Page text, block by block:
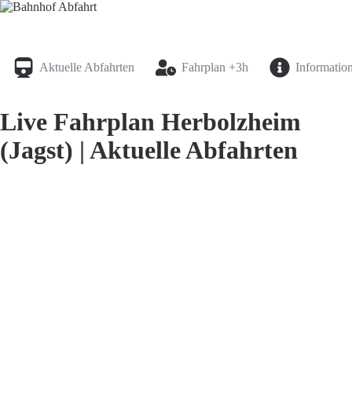
Aktuelle Abfahrten Fahrplan +3h
Live Fahrplan Herbolzheim
(Jagst) | Aktuelle Abfahrten